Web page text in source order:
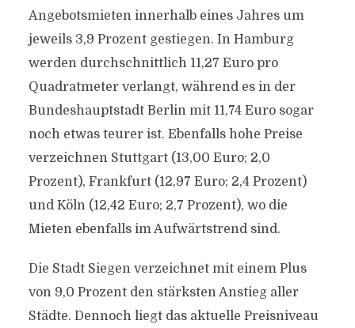
Angebotsmieten innerhalb eines Jahres um
jeweils 3,9 Prozent gestiegen. In Hamburg
werden durchschnittlich 11,27 Euro pro
Quadratmeter verlangt, während es in der
Bundeshauptstadt Berlin mit 11,74 Euro sogar
noch etwas teurer ist. Ebenfalls hohe Preise
verzeichnen Stuttgart (13,00 Euro; 2,0
Prozent), Frankfurt (12,97 Euro; 2,4 Prozent)
und Köln (12,42 Euro; 2,7 Prozent), wo die
Mieten ebenfalls im Aufwärtstrend sind.
Die Stadt Siegen verzeichnet mit einem Plus
von 9,0 Prozent den stärksten Anstieg aller
Städte. Dennoch liegt das aktuelle Preisniveau